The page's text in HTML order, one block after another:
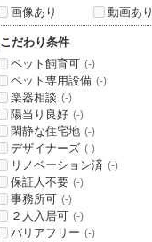
画像あり
動画あり
こだわり条件
ペット飼育可 (-)
ペット専用設備 (-)
楽器相談 (-)
陽当り良好 (-)
閑静な住宅地 (-)
デザイナーズ (-)
リノベーション済 (-)
保証人不要 (-)
事務所可 (-)
２人入居可 (-)
バリアフリー (-)